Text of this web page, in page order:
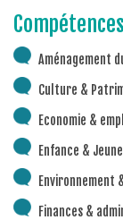
Idées
Aménagement
Culture &
Economie &
Enfance &
Environnement
Finances &